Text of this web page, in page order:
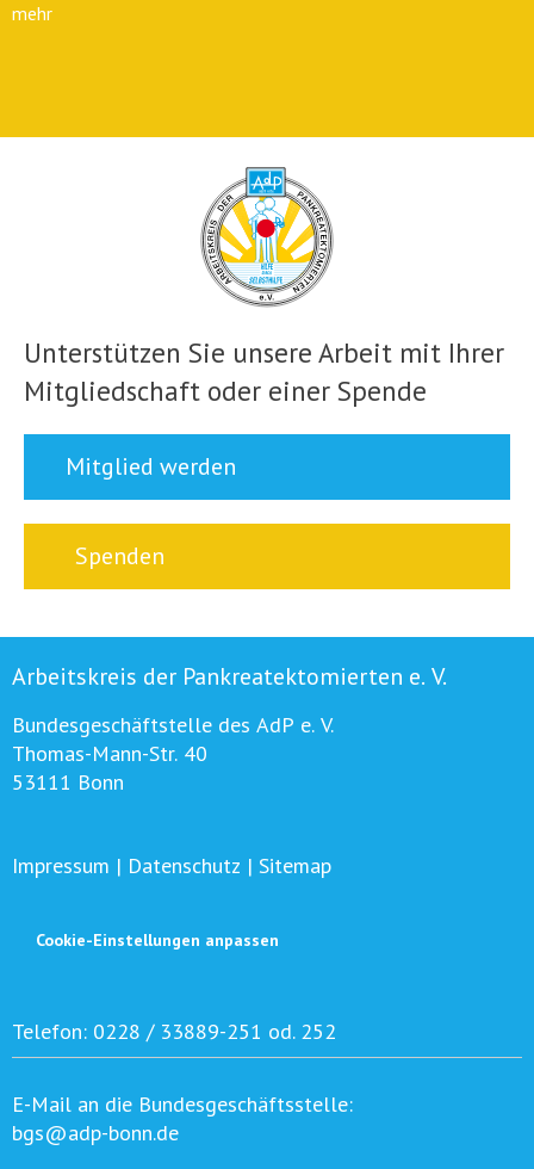
mehr
Unterstützen Sie unsere Arbeit mit Ihrer
Mitgliedschaft oder einer Spende
Mitglied werden
Spenden
Arbeitskreis der Pankreatektomierten e. V.
Bundesgeschäftstelle des AdP e. V.
Thomas-Mann-Str. 40
53111 Bonn
Impressum | Datenschutz | Sitemap
Cookie-Einstellungen anpassen
Telefon: 0228 / 33889-251 od. 252
E-Mail an die Bundesgeschäftsstelle:
bgs@adp-bonn.de